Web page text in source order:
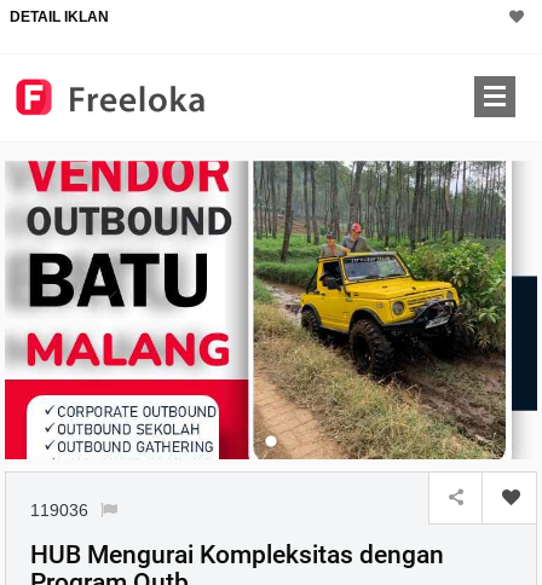
DETAIL IKLAN
119036
HUB Mengurai Kompleksitas dengan